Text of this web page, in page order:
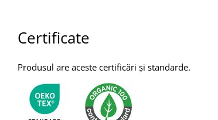
Certificate
Produsul are aceste certificări și standarde.